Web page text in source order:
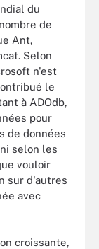
du
de
Ant,
Selon
n'est
le
à ADOdb,
pour
de données
selon les
vouloir
sur d'autres
avec
croissante,